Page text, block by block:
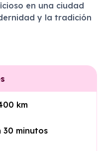
en una ciudad
y la tradición
km
30 minutos